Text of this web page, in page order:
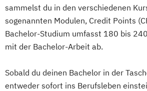
sammelst du in den verschiedenen
sogenannten Modulen, Credit Points
Bachelor-Studium umfasst 180 bis
mit der Bachelor-Arbeit ab.
Sobald du deinen Bachelor in der
entweder sofort ins Berufsleben